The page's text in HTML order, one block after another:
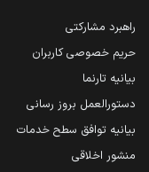
راهبرد مشارکتی
حریم خصوصی کاربران
بیانیه تارنما
دستورالعمل بروز رسانی
بیانیه توافق سطح خدمات
منشور اخلاقی